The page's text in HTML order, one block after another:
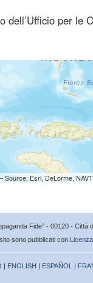
dell’Ufficio per le
Esri, DeLorme,
Fide” - 00120 -
sono pubblicati con
| ENGLISH | ESPAÑOL |